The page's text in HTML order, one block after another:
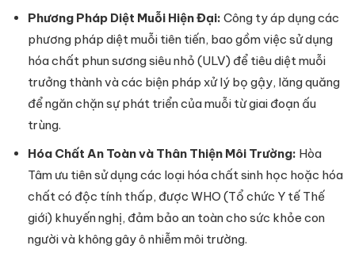
Phương Pháp Diệt Muỗi Hiện Đại: Công ty áp dụng các
phương pháp diệt muỗi tiên tiến, bao gồm việc sử dụng
hóa chất phun sương siêu nhỏ (ULV) để tiêu diệt muỗi
trưởng thành và các biện pháp xử lý bọ gậy, lăng quăng
để ngăn chặn sự phát triển của muỗi từ giai đoạn ấu
trùng.
Hóa Chất An Toàn và Thân Thiện Môi Trường: Hòa
Tâm ưu tiên sử dụng các loại hóa chất sinh học hoặc hóa
chất có độc tính thấp, được WHO (Tổ chức Y tế Thế
giới) khuyến nghị, đảm bảo an toàn cho sức khỏe con
người và không gây ô nhiễm môi trường.